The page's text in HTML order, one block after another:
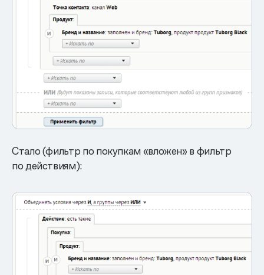
Стало (фильтр по покупкам «вложен» в фильтр
по действиям):